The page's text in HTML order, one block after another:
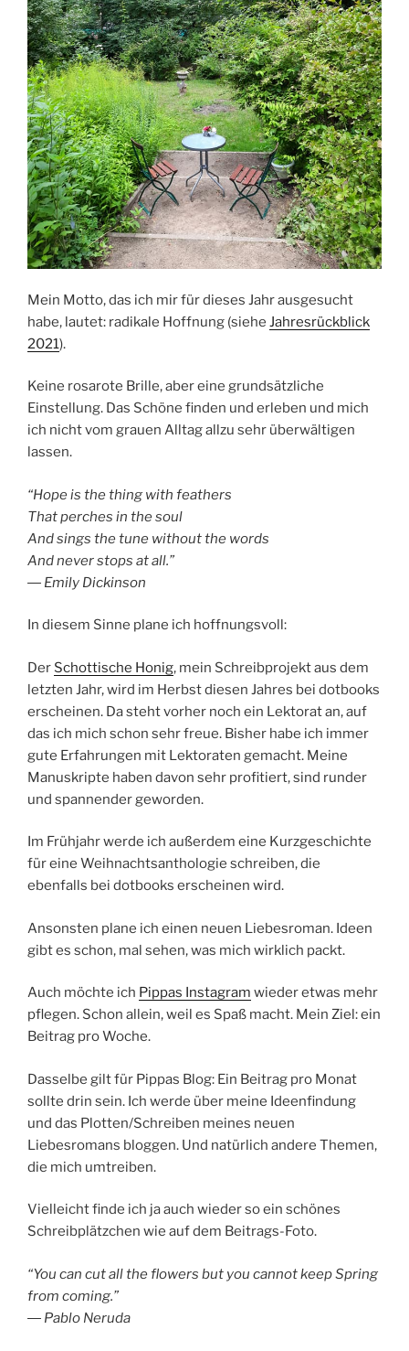
Mein Motto, das ich mir für dieses Jahr ausgesucht
habe, lautet: radikale Hoffnung (siehe Jahresrückblick
2021).
Keine rosarote Brille, aber eine grundsätzliche
Einstellung. Das Schöne finden und erleben und mich
ich nicht vom grauen Alltag allzu sehr überwältigen
lassen.
“Hope is the thing with feathers
That perches in the soul
And sings the tune without the words
And never stops at all.”
― Emily Dickinson
In diesem Sinne plane ich hoffnungsvoll:
Der Schottische Honig, mein Schreibprojekt aus dem
letzten Jahr, wird im Herbst diesen Jahres bei dotbooks
erscheinen. Da steht vorher noch ein Lektorat an, auf
das ich mich schon sehr freue. Bisher habe ich immer
gute Erfahrungen mit Lektoraten gemacht. Meine
Manuskripte haben davon sehr profitiert, sind runder
und spannender geworden.
Im Frühjahr werde ich außerdem eine Kurzgeschichte
für eine Weihnachtsanthologie schreiben, die
ebenfalls bei dotbooks erscheinen wird.
Ansonsten plane ich einen neuen Liebesroman. Ideen
gibt es schon, mal sehen, was mich wirklich packt.
Auch möchte ich Pippas Instagram wieder etwas mehr
pflegen. Schon allein, weil es Spaß macht. Mein Ziel: ein
Beitrag pro Woche.
Dasselbe gilt für Pippas Blog: Ein Beitrag pro Monat
sollte drin sein. Ich werde über meine Ideenfindung
und das Plotten/Schreiben meines neuen
Liebesromans bloggen. Und natürlich andere Themen,
die mich umtreiben.
Vielleicht finde ich ja auch wieder so ein schönes
Schreibplätzchen wie auf dem Beitrags-Foto.
“You can cut all the flowers but you cannot keep Spring
from coming.”
― Pablo Neruda